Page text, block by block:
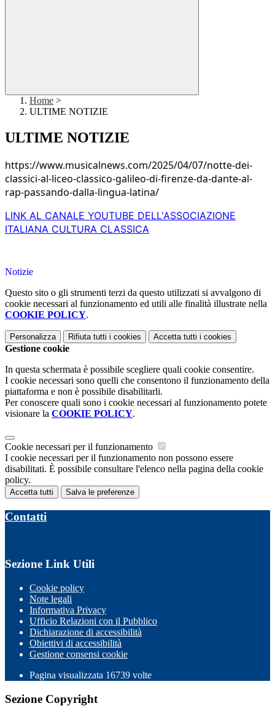
Home >
ULTIME NOTIZIE
ULTIME NOTIZIE
https://www.musicalnews.com/2025/04/07/notte-dei-
classici-al-liceo-classico-galileo-di-firenze-da-dante-al-
rap-passando-dalla-lingua-latina/
LINK AL CANALE YOUTUBE DELL'ASSOCIAZIONE
ITALIANA CULTURA CLASSICA
Notizie
Questo sito o gli strumenti terzi da questo utilizzati si avvalgono di
cookie necessari al funzionamento ed utili alle finalità illustrate nella
COOKIE POLICY.
Personalizza Rifiuta tutti i cookies Accetta tutti i cookies
Gestione cookie
In questa schermata è possibile scegliere quali cookie consentire.
I cookie necessari sono quelli che consentono il funzionamento della
piattaforma e non è possibile disabilitarli.
Per conoscere quali sono i cookie necessari al funzionamento potete
visionare la COOKIE POLICY.
Cookie necessari per il funzionamento
I cookie necessari per il funzionamento non possono essere
disabilitati. È possibile consultare l'elenco nella pagina della cookie
policy.
Accetta tutti Salva le preferenze
Contatti
Sezione Link Utili
Cookie policy
Note legali
Informativa Privacy
Ufficio Relazioni con il Pubblico
Dichiarazione di accessibilità
Obiettivi di accessibilità
Gestione consensi cookie
Pagina visualizzata 16739 volte
Sezione Copyright